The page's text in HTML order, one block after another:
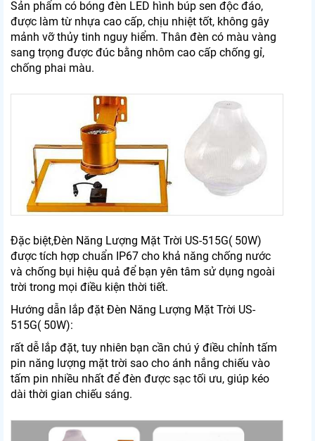
Sản phẩm có bóng đèn LED hình búp sen độc đáo,
được làm từ nhựa cao cấp, chịu nhiệt tốt, không gây
mảnh vỡ thủy tinh nguy hiểm. Thân đèn có màu vàng
sang trọng được đúc bằng nhôm cao cấp chống gỉ,
chống phai màu.
Đặc biệt,Đèn Năng Lượng Mặt Trời US-515G( 50W)
được tích hợp chuẩn IP67 cho khả năng chống nước
và chống bụi hiệu quả để bạn yên tâm sử dụng ngoài
trời trong mọi điều kiện thời tiết.
Hướng dẫn lắp đặt Đèn Năng Lượng Mặt Trời US-
515G( 50W):
rất dễ lắp đặt, tuy nhiên bạn cần chú ý điều chỉnh tấm
pin năng lượng mặt trời sao cho ánh nắng chiếu vào
tấm pin nhiều nhất để đèn được sạc tối ưu, giúp kéo
dài thời gian chiếu sáng.